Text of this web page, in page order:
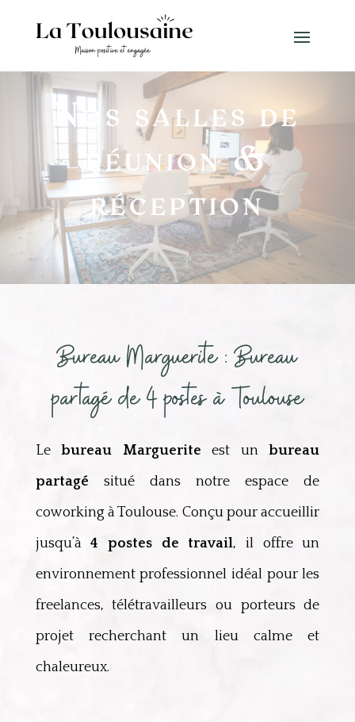
Nos salles de
réunion &
réception
Bureau Marguerite : Bureau
partagé de 4 postes à Toulouse
Lebureau Marguerite est unbureau
partagé situé dans notre espace de
coworking à Toulouse. Conçu pour accueillir
jusqu’à4 postes de travail, il offre un
environnement professionnel idéal pour les
freelances, télétravailleurs ou porteurs de
projet recherchant un lieu calme et
chaleureux.